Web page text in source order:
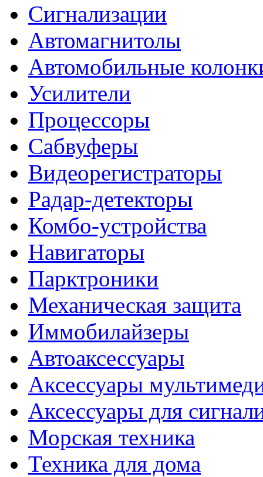
Сигнализации
Автомагнитолы
Автомобильные
Усилители
Процессоры
Сабвуферы
Видеорегистраторы
Радар-детекторы
Комбо-устройства
Навигаторы
Парктроники
Механическая защита
Иммобилайзеры
Автоаксессуары
Аксессуары
Аксессуары для
Морская техника
Техника для дома